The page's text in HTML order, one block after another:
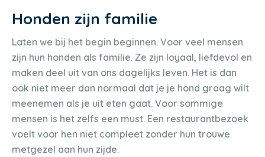
Honden zijn familie
Laten we bij het begin beginnen. Voor veel mensen
zijn hun honden als familie. Ze zijn loyaal, liefdevol en
maken deel uit van ons dagelijks leven. Het is dan
ook niet meer dan normaal dat je je hond graag wilt
meenemen als je uit eten gaat. Voor sommige
mensen is het zelfs een must. Een restaurantbezoek
voelt voor hen niet compleet zonder hun trouwe
metgezel aan hun zijde.